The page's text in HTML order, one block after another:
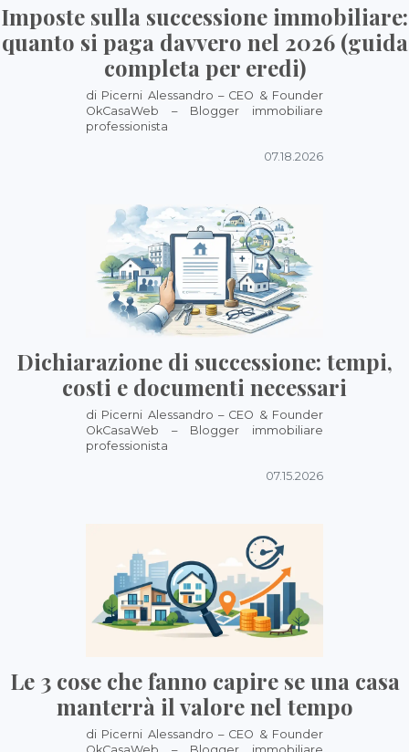
Imposte sulla successione immobiliare:
quanto si paga davvero nel 2026 (guida
completa per eredi)
di Picerni Alessandro – CEO & Founder
OkCasaWeb – Blogger immobiliare
professionista
07.18.2026
Dichiarazione di successione: tempi,
costi e documenti necessari
di Picerni Alessandro – CEO & Founder
OkCasaWeb – Blogger immobiliare
professionista
07.15.2026
Le 3 cose che fanno capire se una casa
manterrà il valore nel tempo
di Picerni Alessandro – CEO & Founder